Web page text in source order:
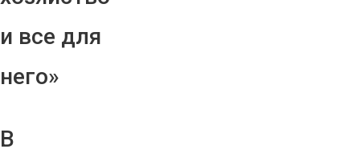
и все для
него»
В